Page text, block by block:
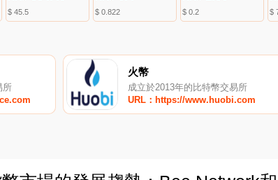
$ 45.5 $ 0.822 $ 0.2 $
所
火幣
成立於2013年的比特幣交易所
URL：https://www.huobi.com